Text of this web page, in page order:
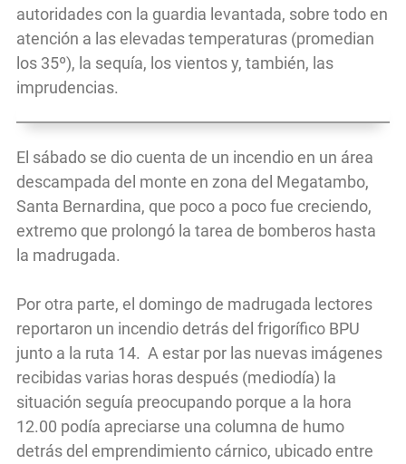
autoridades con la guardia levantada, sobre todo en
atención a las elevadas temperaturas (promedian
los 35º), la sequía, los vientos y, también, las
imprudencias.
El sábado se dio cuenta de un incendio en un área
descampada del monte en zona del Megatambo,
Santa Bernardina, que poco a poco fue creciendo,
extremo que prolongó la tarea de bomberos hasta
la madrugada.
Por otra parte, el domingo de madrugada lectores
reportaron un incendio detrás del frigorífico BPU
junto a la ruta 14. A estar por las nuevas imágenes
recibidas varias horas después (mediodía) la
situación seguía preocupando porque a la hora
12.00 podía apreciarse una columna de humo
detrás del emprendimiento cárnico, ubicado entre